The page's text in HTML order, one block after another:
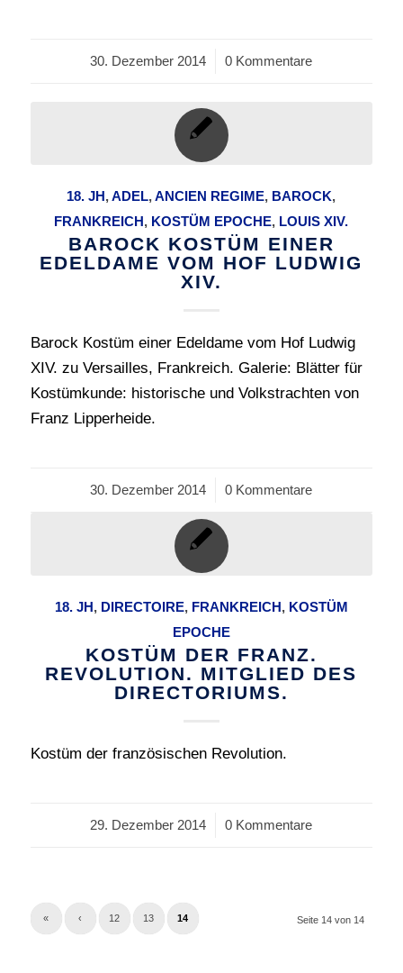
30. Dezember 2014
/ 0 Kommentare
18. JH,ADEL,ANCIEN REGIME, BAROCK,
FRANKREICH, KOSTÜM EPOCHE, LOUIS XIV.
BAROCK KOSTÜM EINER
EDELDAME VOM HOF LUDWIG
XIV.
Barock Kostüm einer Edeldame vom Hof Ludwig
XIV. zu Versailles, Frankreich. Galerie: Blätter für
Kostümkunde: historische und Volkstrachten von
Franz Lipperheide.
30. Dezember 2014
/ 0 Kommentare
18. JH, DIRECTOIRE, FRANKREICH, KOSTÜM
EPOCHE
KOSTÜM DER FRANZ.
REVOLUTION. MITGLIED DES
DIRECTORIUMS.
Kostüm der französischen Revolution.
29. Dezember 2014
/ 0 Kommentare
Seite 14 von 14
« ‹ 12 13 14